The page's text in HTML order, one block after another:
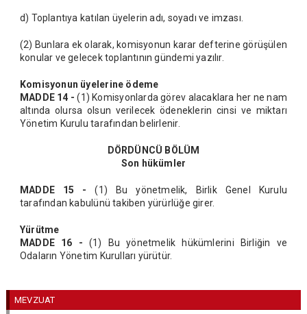
d) Toplantıya katılan üyelerin adı, soyadı ve imzası.
(2) Bunlara ek olarak, komisyonun karar defterine görüşülen
konular ve gelecek toplantının gündemi yazılır.
Komisyonun üyelerine ödeme
MADDE 14 - (1) Komisyonlarda görev alacaklara her ne nam
altında olursa olsun verilecek ödeneklerin cinsi ve miktarı
Yönetim Kurulu tarafından belirlenir.
DÖRDÜNCÜ BÖLÜM
Son hükümler
MADDE 15 - (1) Bu yönetmelik, Birlik Genel Kurulu
tarafından kabulünü takiben yürürlüğe girer.
Yürütme
MADDE 16 - (1) Bu yönetmelik hükümlerini Birliğin ve
Odaların Yönetim Kurulları yürütür.
MEVZUAT